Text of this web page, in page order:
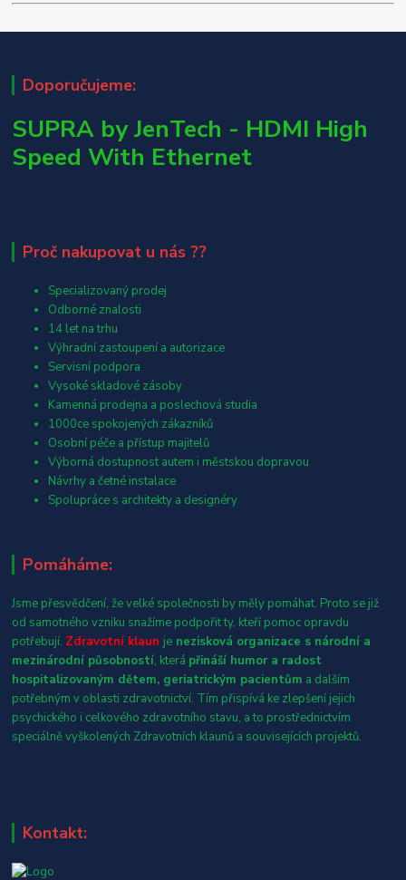
Doporučujeme:
SUPRA by JenTech - HDMI High
Speed With Ethernet
Proč nakupovat u nás ??
Specializovaný prodej
Odborné znalosti
14 let na trhu
Výhradní zastoupení a autorizace
Servisní podpora
Vysoké skladové zásoby
Kamenná prodejna a poslechová studia
1000ce spokojených zákazníků
Osobní péče a přístup majitelů
Výborná dostupnost autem i městskou dopravou
Návrhy a četné instalace
Spolupráce s architekty a designéry
Pomáháme:
Jsme přesvědčení, že velké společnosti by měly pomáhat. Proto se již
od samotného vzniku snažíme podpořit ty, kteří pomoc opravdu
potřebují. Zdravotní klaun je nezisková organizace s národní a
mezinárodní působností, která přináší humor a radost
hospitalizovaným dětem, geriatrickým pacientům a dalším
potřebným v oblasti zdravotnictví. Tím přispívá ke zlepšení jejich
psychického i celkového zdravotního stavu, a to prostřednictvím
speciálně vyškolených Zdravotních klaunů a souvisejících projektů.
Kontakt: